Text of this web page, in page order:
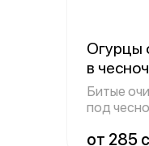
Огурцы
в
Битые
под
от 285 c